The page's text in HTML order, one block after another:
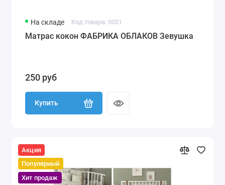
На складе Код товара: 0001
Матрас кокон ФАБРИКА ОБЛАКОВ Зевушка
250 руб
Купить
Акция
Популярный
Хит продаж